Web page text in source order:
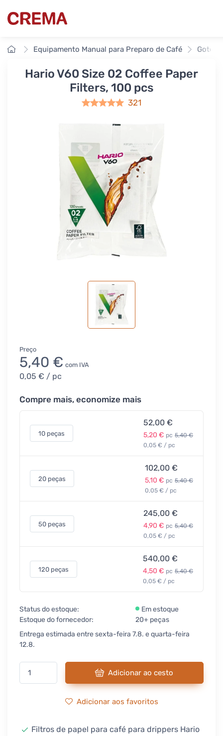
Crema
InícioEquipamento Manual para Preparo de Café
Hario V60 Size 02 Coffee Paper
Filters, 100 pcs
321
Preço
5,40 € com IVA
0,05 € / pc
Compre mais, economize mais
10 peças
52,00 €
5,20 € pc 5,40 €
0,05 € / pc
20 peças
102,00 €
5,10 € pc 5,40 €
0,05 € / pc
50 peças
245,00 €
4,90 € pc 5,40 €
0,05 € / pc
120 peças
540,00 €
4,50 € pc 5,40 €
0,05 € / pc
Status do estoque:
Em estoque
Estoque do fornecedor:
20+ peças
Entrega estimada entre sexta-feira 7.8. e quarta-feira
12.8.
Adicionar ao cesto
Adicionar aos favoritos
Filtros de papel para café para drippers Hario